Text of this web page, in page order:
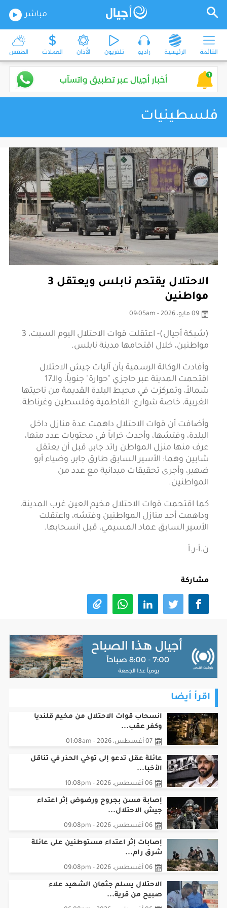
مباشر
القائمة الرئيسية راديو تلفزيون الأذان العملات الطقس
فلسطينيات
الاحتلال يقتحم نابلس ويعتقل 3
مواطنين
09 مايو، 2026 - 09:05am
(شبكة أجيال)- اعتقلت قوات الاحتلال اليوم السبت، 3
مواطنين، خلال اقتحامها مدينة نابلس.
وأفادت الوكالة الرسمية بأن آليات جيش الاحتلال
اقتحمت المدينة عبر حاجزي "حوارة" جنوباً، والـ17
شمالاً، وتمركزت في محيط البلدة القديمة من ناحيتها
الغربية، خاصة شوارع: الفاطمية وفلسطين وغرناطة.
وأضافت أن قوات الاحتلال داهمت عدة منازل داخل
البلدة، وفتشها، وأحدث خراباً في محتويات عدد منها،
عرف منها منزل المواطن رائد جابر، قبل أن يعتقل
شابين وهما: الأسير السابق طارق جابر، وضياء أبو
ضهير، وأجرى تحقيقات ميدانية مع عدد من
المواطنين.
كما اقتحمت قوات الاحتلال مخيم العين غرب المدينة،
وداهمت أحد منازل المواطنين وفتشه، واعتقلت
الأسير السابق عماد المسيمي، قبل انسحابها.
ن.أ-ر.أ
مشاركة
اقرأ أيضا
انسحاب قوات الاحتلال من مخيم قلنديا
وكفر عقب...
07 أغسطس، 2026 - 01:08am
عائلة عقل تدعو إلى توخي الحذر في تناقل
الأخبا...
06 أغسطس، 2026 - 10:08pm
إصابة مسن بجروح ورضوض إثر اعتداء
جيش الاحتلال...
06 أغسطس، 2026 - 09:08pm
‏إصابات إثر اعتداء مستوطنين على عائلة
شرق رام...
06 أغسطس، 2026 - 09:08pm
الاحتلال يسلم جثمان الشهيد علاء
صبيح من قرية...